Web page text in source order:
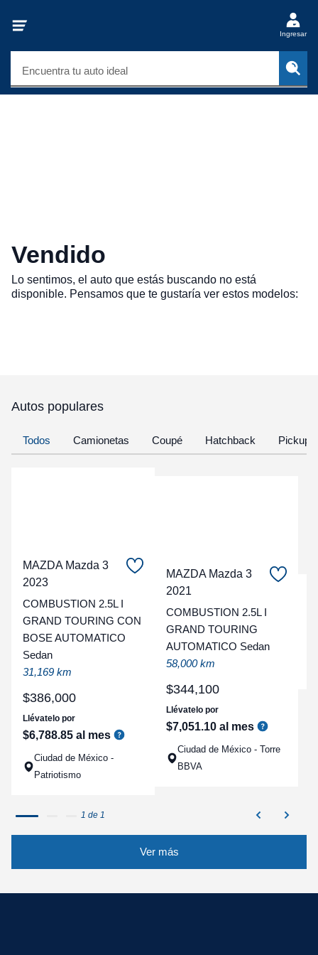
Ingresar
Encuentra tu auto ideal
Vendido
Lo sentimos, el auto que estás buscando no está
disponible. Pensamos que te gustaría ver estos modelos:
Autos populares
Todos Camionetas Coupé Hatchback Pickup
MAZDA Mazda 3
2023
COMBUSTION 2.5L I
GRAND TOURING CON
BOSE AUTOMATICO
Sedan
31,169 km
$386,000
Llévatelo por
$6,788.85 al mes
Ciudad de México -
Patriotismo
MAZDA Mazda 3
2021
COMBUSTION 2.5L I
GRAND TOURING
AUTOMATICO Sedan
58,000 km
$344,100
Llévatelo por
$7,051.10 al mes
Ciudad de México - Torre
BBVA
1 de 1
Ver más